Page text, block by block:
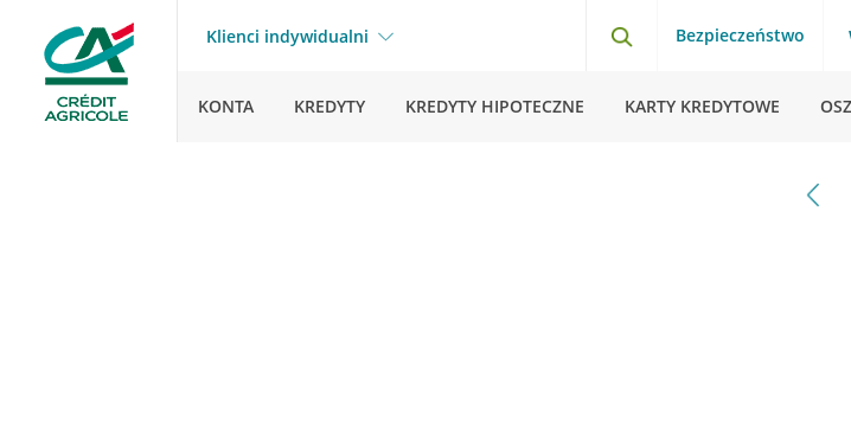
Klienci indywidualni Bezpieczeństwo
KONTA KREDYTY KREDYTY HIPOTECZNE KARTY KREDYTOWE